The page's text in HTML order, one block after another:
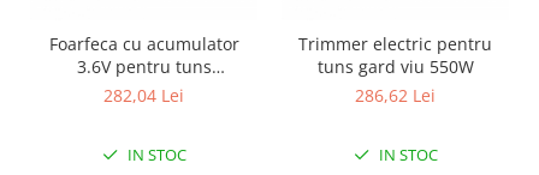
Zdrobitoare electrice & manuale
Zdrobitoare manuale
Masini de cusut si accesorii
Foarfeca cu acumulator
3.6V pentru tuns
gazonul/gard viu
282,04 Lei
IN STOC
Trimmer electric pentru
tuns gard viu 550W
286,62 Lei
IN STOC